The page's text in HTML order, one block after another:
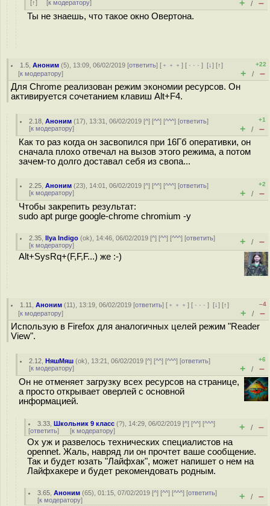
[↑] [к модератору] + / –
Ты не знаешь, что такое окно Овертона.
1.5 ,Аноним (5), 13:09, 06/02/2019 [ответить] [ ﹢﹢﹢] [ · · ·][↓] [↑]
[к модератору]
+22
+ / –
Для Chrome реализован режим экономии ресурсов. Он
активируется сочетанием клавиш Alt+F4.
2.18 ,Аноним (17), 13:31, 06/02/2019 [^] [^^] [^^^] [ответить]
[к модератору]
+1
+ / –
Как то раз когда он засвопился при 16Гб оперативки, он
сначала плохо отвечал на вызов этого режима, а потом
зачем-то долго доставал себя из свопа...
2.25 ,Аноним (23), 14:01, 06/02/2019 [^] [^^] [^^^] [ответить]
[к модератору]
+2
+ / –
Чтобы закрепить результат:
sudo apt purge google-chrome chromium -y
2.35 ,Ilya Indigo (ok), 14:46, 06/02/2019 [^] [^^] [^^^] [ответить]
[к модератору] + / –
Alt+SysRq+(F,F,F...) же :-)
1.11 ,Аноним (11), 13:19, 06/02/2019 [ответить] [ ﹢﹢﹢] [ · · ·][↓] [↑]
[к модератору]
–4
+ / –
Использую в Firefox для аналогичных целей режим "Reader
View".
2.12 ,НяшМяш (ok), 13:21, 06/02/2019 [^] [^^] [^^^] [ответить]
[к модератору]
+6
+ / –
Он не отменяет загрузку всех ресурсов на странице,
а просто открывает оверлей с основной
информацией.
3.33 ,Школьник 9 класс (?), 14:29, 06/02/2019 [^] [^^] [^^^]
[ответить] [к модератору] + / –
Ох уж и развелось технических специалистов на
opennet. Жаль, навряд ли он прочтет ваше сообщение.
Так и будет юзать "Лайфхак", может напишет о нем на
Лайфхакере и будет рекомендовать родным.
3.65 ,Аноним (65), 01:15, 07/02/2019 [^] [^^] [^^^] [ответить]
[к модератору] + / –